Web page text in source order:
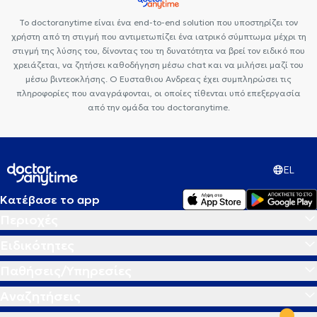
Το doctoranytime είναι ένα end-to-end solution που υποστηρίζει τον
χρήστη από τη στιγμή που αντιμετωπίζει ένα ιατρικό σύμπτωμα μέχρι τη
στιγμή της λύσης του, δίνοντας του τη δυνατότητα να βρεί τον ειδικό που
χρειάζεται, να ζητήσει καθοδήγηση μέσω chat και να μιλήσει μαζί του
μέσω βιντεοκλήσης. Ο Ευσταθιου Ανδρεας έχει συμπληρώσει τις
πληροφορίες που αναγράφονται, οι οποίες τίθενται υπό επεξεργασία
από την ομάδα του doctoranytime.
EL
Κατέβασε το app